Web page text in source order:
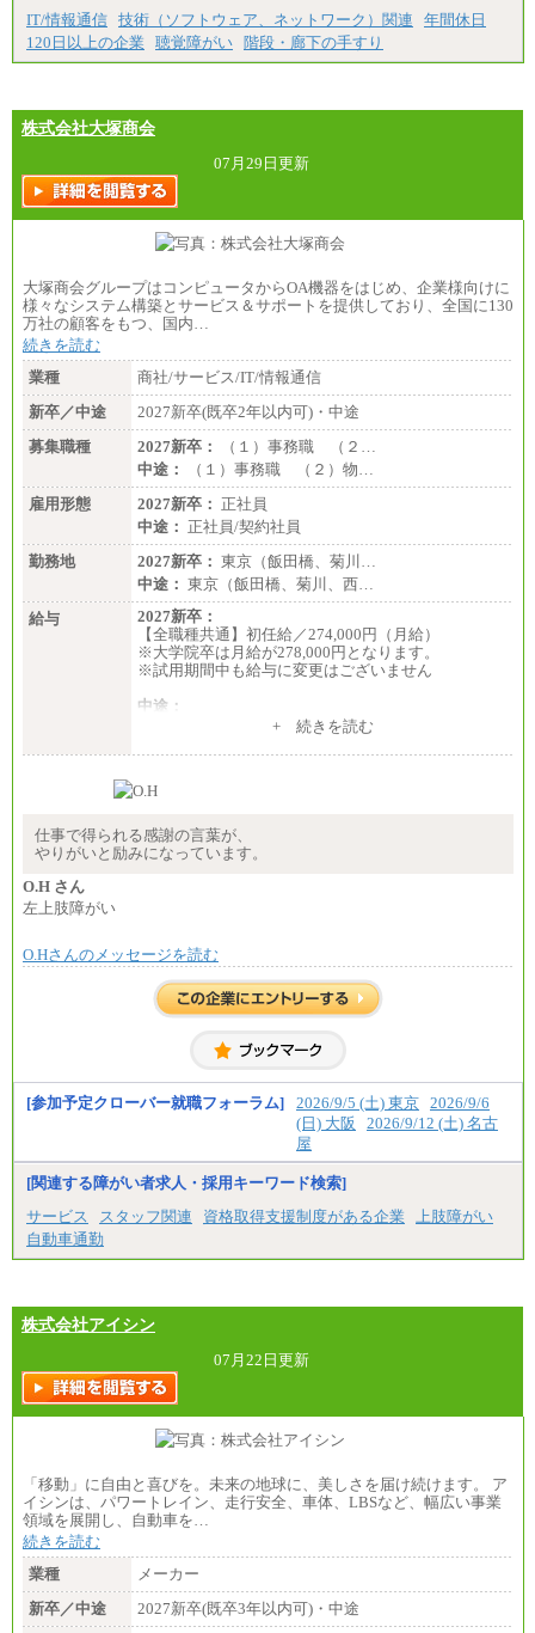
（1）【正社員】一般事務職種（CS職）：月給255,00
0円（大学卒）
（2）【正社員】総合職：月給300,000円（大学卒）
IT/情報通信 技術（ソフトウェア、ネットワーク）関連
年間休日
120日以上の企業
聴覚障がい 階段・廊下の手すり
株式会社大塚商会
07月29日更新
大塚商会グループはコンピュータからOA機器をはじめ、企業様向けに
様々なシステム構築とサービス＆サポートを提供しており、全国に130
万社の顧客をもつ、国内…
続きを読む
業種
商社/サービス/IT/情報通信
新卒／中途
2027新卒(既卒2年以内可)・中途
募集職種
2027新卒：
（１）事務職 （２…
中途：
（１）事務職 （２）物…
雇用形態
2027新卒： 正社員
中途： 正社員/契約社員
勤務地
2027新卒： 東京（飯田橋、菊川…
中途： 東京（飯田橋、菊川、西…
給与
2027新卒：
【全職種共通】初任給／274,000円（月給）
※大学院卒は月給が278,000円となります。
※試用期間中も給与に変更はございません
中途：
（１）～（４）274,000円（月給）～
※経験・年齢などを考慮のうえ、当社規程により優
※業務内容・勤務形態に応じて、上記給与の範囲内
※試用期間中も給与に変更はございません
+ 続きを読む
仕事で得られる感謝の言葉が、
やりがいと励みになっています。
O.H さん
左上肢障がい
O.Hさんのメッセージを読む
[参加予定クローバー就職フォーラム] 2026/9/5 (土) 東京 2026/9/6
(日) 大阪
2026/9/12 (土) 名古
屋
[関連する障がい者求人・採用キーワード検索]
サービス
スタッフ関連 資格取得支援制度がある企業
上肢障がい
自動車通勤
株式会社アイシン
07月22日更新
「移動」に自由と喜びを。未来の地球に、美しさを届け続けます。 ア
イシンは、パワートレイン、走行安全、車体、LBSなど、幅広い事業
領域を展開し、自動車を…
続きを読む
業種
メーカー
新卒／中途
2027新卒(既卒3年以内可)・中途